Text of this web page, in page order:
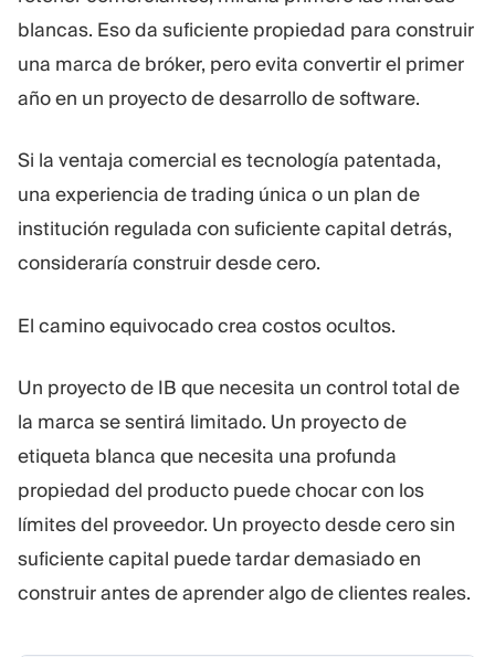
blancas. Eso da suficiente propiedad para construir
una marca de bróker, pero evita convertir el primer
año en un proyecto de desarrollo de software.
Si la ventaja comercial es tecnología patentada,
una experiencia de trading única o un plan de
institución regulada con suficiente capital detrás,
consideraría construir desde cero.
El camino equivocado crea costos ocultos.
Un proyecto de IB que necesita un control total de
la marca se sentirá limitado. Un proyecto de
etiqueta blanca que necesita una profunda
propiedad del producto puede chocar con los
límites del proveedor. Un proyecto desde cero sin
suficiente capital puede tardar demasiado en
construir antes de aprender algo de clientes reales.